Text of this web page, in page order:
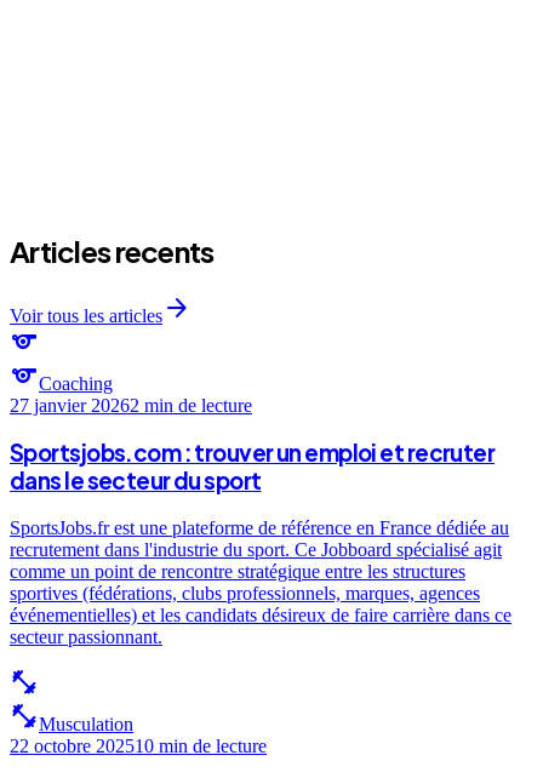
Articles recents
Voir tous les articles arrow_forward
sports
sportsCoaching
27 janvier 20262 min de lecture
Sportsjobs.com : trouver un emploi et recruter
dans le secteur du sport
SportsJobs.fr est une plateforme de référence en France dédiée au
recrutement dans l'industrie du sport. Ce Jobboard spécialisé agit
comme un point de rencontre stratégique entre les structures
sportives (fédérations, clubs professionnels, marques, agences
événementielles) et les candidats désireux de faire carrière dans ce
secteur passionnant.
fitness_center
fitness_centerMusculation
22 octobre 202510 min de lecture